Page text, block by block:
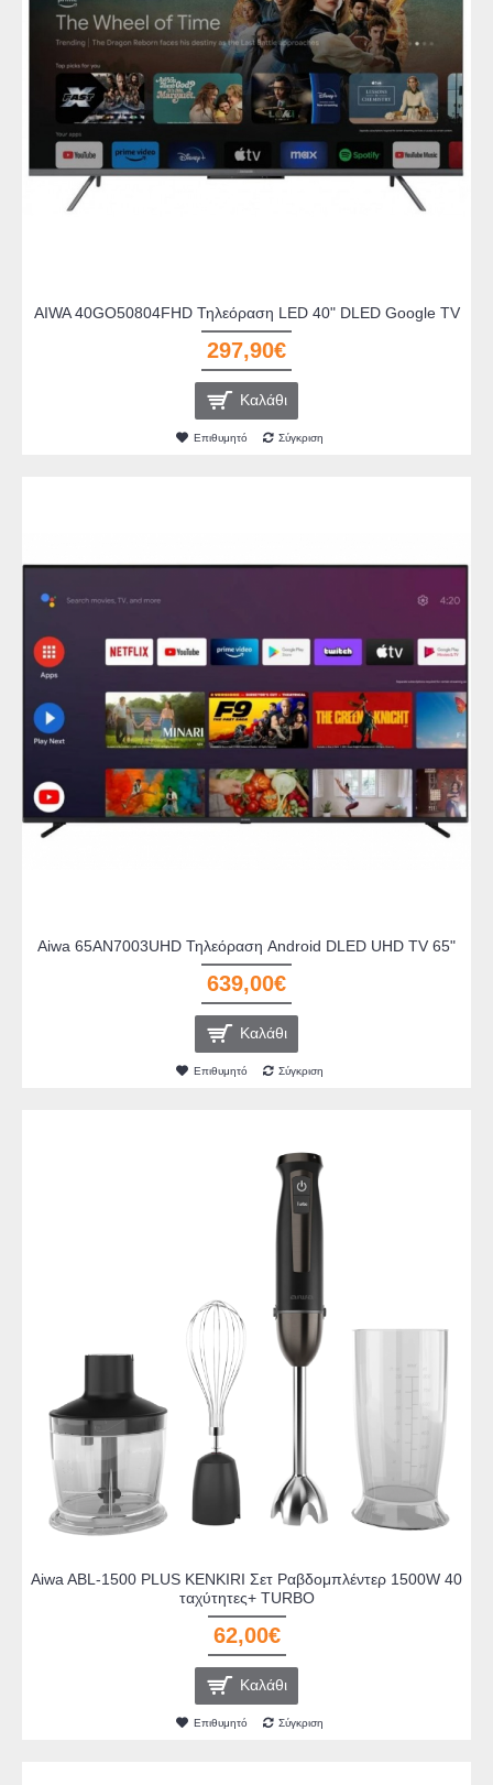
AIWA 40GO50804FHD Τηλεόραση LED 40" DLED Google TV
297,90€
Καλάθι
Επιθυμητό Σύγκριση
Aiwa 65AN7003UHD Τηλεόραση Android DLED UHD TV 65"
639,00€
Καλάθι
Επιθυμητό Σύγκριση
Aiwa ABL-1500 PLUS KENKIRI Σετ Ραβδομπλέντερ 1500W 40
ταχύτητες+ TURBO
62,00€
Καλάθι
Επιθυμητό Σύγκριση